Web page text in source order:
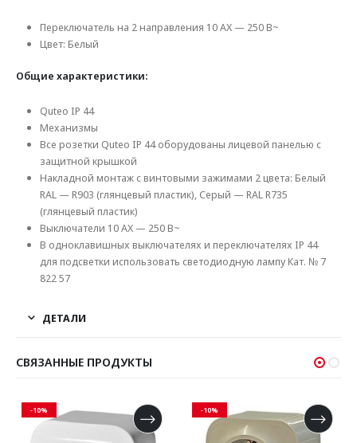
Переключатель на 2 направления 10 AX — 250 В~
Цвет: Белый
Общие характеристики:
Quteo IP 44
Механизмы
Все розетки Quteo IP 44 оборудованы лицевой панелью с
защитной крышкой
Накладной монтаж с винтовыми зажимами 2 цвета: Белый
RAL — R903 (глянцевый пластик), Серый — RAL R735
(глянцевый пластик)
Выключатели 10 AX — 250 В~
В одноклавишных выключателях и переключателях IP 44
для подсветки использовать светодиодную лампу Кат. № 7
822 57
ДЕТАЛИ
СВЯЗАННЫЕ ПРОДУКТЫ
-10% -10%